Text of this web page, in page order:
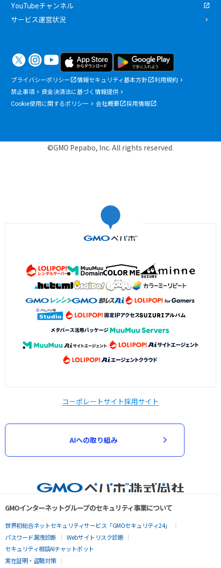
YouTubeチャンネル
サービス運営状況
プライバシーポリシー 情報セキュリティ基本方針
利用規約
禁止事項
資金決済法に基づく情報提供
Cookie使用に関するポリシー
会社概要 採用情報
©GMO Pepabo, Inc. All rights reserved.
コーポレートサイト採用サイト
AIへの取り組み
GMOインターネットグループのセキュリティ事業について
世界初総合ネットセキュリティサービス「GMOセキュリティ24」
パスワード漏洩診断
Webサイトリスク診断
セキュリティ相談AIチャットボット
実在証明・盗聴対策